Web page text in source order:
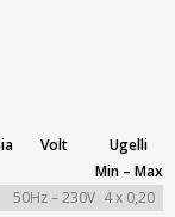
Volt
Ugelli
Min – Max
50Hz – 230V 4 x 0,20